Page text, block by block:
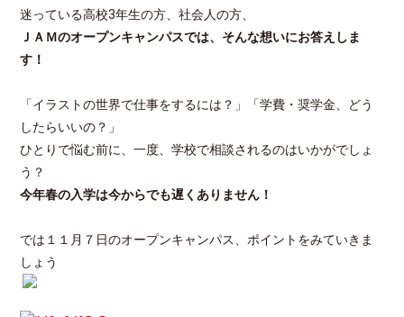
迷っている高校3年生の方、社会人の方、
ＪＡＭのオープンキャンパスでは、そんな想いにお答えしま
す！
「イラストの世界で仕事をするには？」「学費・奨学金、どう
したらいいの？」
ひとりで悩む前に、一度、学校で相談されるのはいかがでしょ
う？
今年春の入学は今からでも遅くありません！
では１１月７日のオープンキャンパス、ポイントをみていきま
しょう